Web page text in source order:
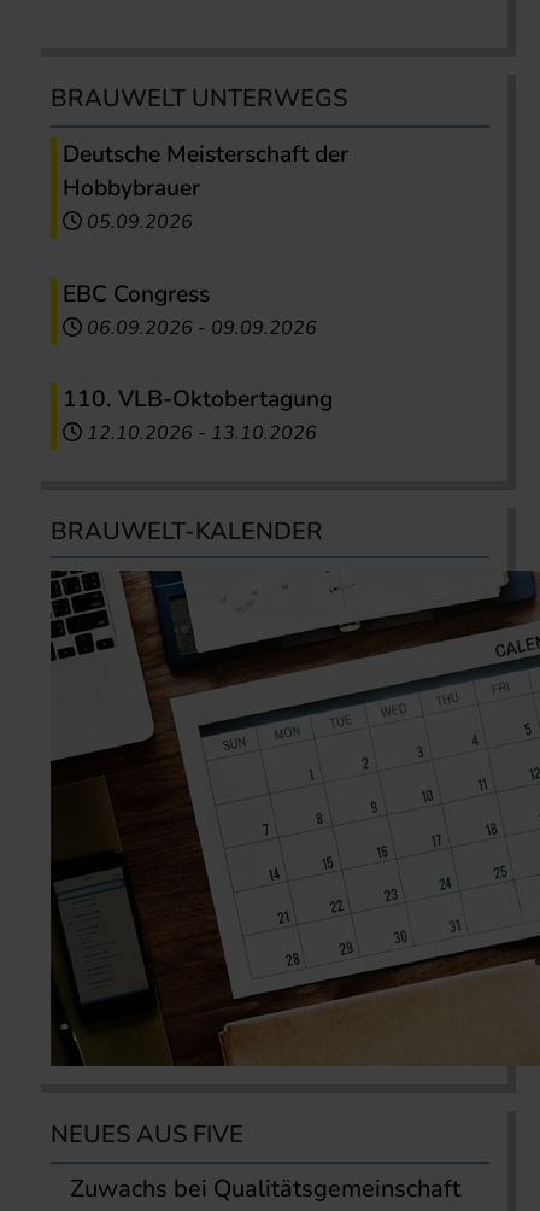
BRAUWELT UNTERWEGS
Deutsche Meisterschaft der
Hobbybrauer
05.09.2026
EBC Congress
06.09.2026 - 09.09.2026
110. VLB-Oktobertagung
12.10.2026 - 13.10.2026
BRAUWELT-KALENDER
NEUES AUS FIVE
Zuwachs bei Qualitätsgemeinschaft